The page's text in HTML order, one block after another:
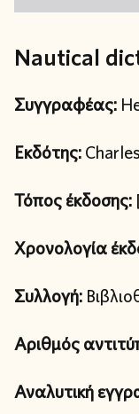
Nautical
Συγγραφέας:
Εκδότης:
Τόπος έκδοσης:
Χρονολογία
Συλλογή:
Αριθμός
Αναλυτική